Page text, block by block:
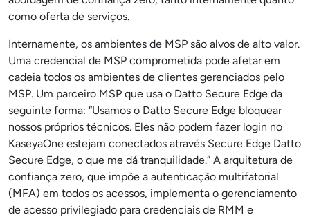
como oferta de serviços.
Internamente, os ambientes de MSP são alvos de alto valor.
Uma credencial de MSP comprometida pode afetar em
cadeia todos os ambientes de clientes gerenciados pelo
MSP. Um parceiro MSP que usa o Datto Secure Edge da
seguinte forma: “Usamos o Datto Secure Edge bloquear
nossos próprios técnicos. Eles não podem fazer login no
KaseyaOne estejam conectados através Secure Edge Datto
Secure Edge, o que me dá tranquilidade.” A arquitetura de
confiança zero, que impõe a autenticação multifatorial
(MFA) em todos os acessos, implementa o gerenciamento
de acesso privilegiado para credenciais de RMM e